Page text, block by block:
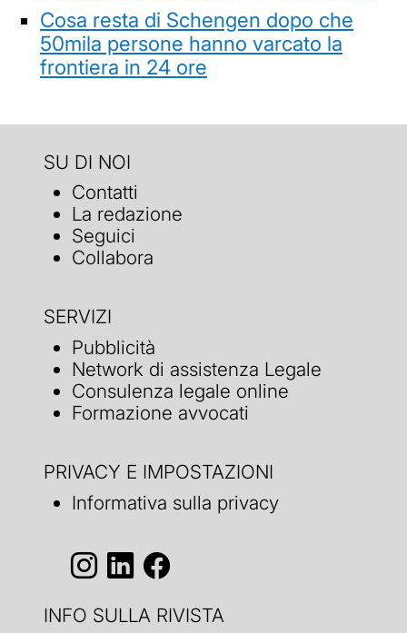
Cosa resta di Schengen dopo che
50mila persone hanno varcato la
frontiera in 24 ore
SU DI NOI
Contatti
La redazione
Seguici
Collabora
SERVIZI
Pubblicità
Network di assistenza Legale
Consulenza legale online
Formazione avvocati
PRIVACY E IMPOSTAZIONI
Informativa sulla privacy
INFO SULLA RIVISTA